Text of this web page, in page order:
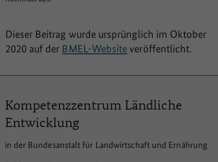
Dieser Beitrag wurde ursprünglich im Oktober
2020 auf der BMEL-Website veröffentlicht.
Kompetenzzentrum Ländliche
Entwicklung
in der Bundesanstalt für Landwirtschaft und Ernährung